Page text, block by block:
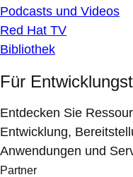
Podcasts und Videos
Red Hat TV
Bibliothek
Für
Entdecken Sie
Entwicklung,
Anwendungen und
Partner